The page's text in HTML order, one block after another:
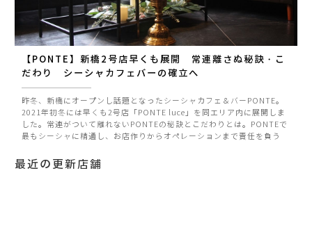
【PONTE】新橋2号店早くも展開 常連離さぬ秘訣・こ
だわり シーシャカフェバーの確立へ
昨冬、新橋にオープンし話題となったシーシャカフェ＆バーPONTE。
2021年初冬には早くも2号店「PONTE luce」を同エリア内に展開しま
した。常連がついて離れないPONTEの秘訣とこだわりとは。PONTEで
最もシーシャに精通し、お店作りからオペレーションまで責任を負う
最近の更新店舗